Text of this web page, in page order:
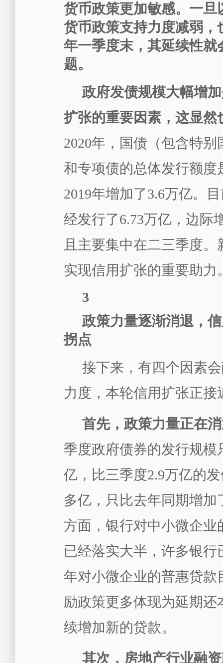
货币政策更加敏感。一旦
货币政策支持力度减弱，
年一季度末，其延续性就
题。
政府发债规模大幅增
扩张的重要因素，这显然
2020年，国债（包含特
和专项债的总体发行额度
2019年增加了3.6万亿。
经发行了6.73万亿，边际
且主要集中在二三季度
实现信用扩张的重要助力
3
政策力量逐渐消退，
拐点
接下来，有四个因素
力度，本轮信用扩张正接
首先，政策力量正在
季度政府债券的发行规模
亿，比三季度2.9万亿的
多亿，只比去年同期增加
方面，银行对中小微企业
已经落实大半，许多银行
年对小微企业的普惠贷款
励政策更多体现为延期还
续增加新的贷款。
其次，房地产行业融